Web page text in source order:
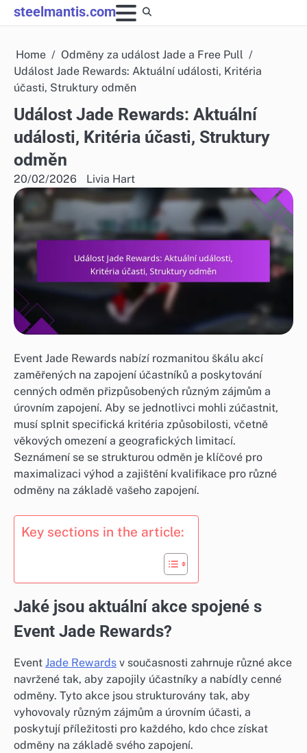
Skip
to
steelmantis.com
Home
Odměny za událost Jade a Free Pull
Událost Jade Rewards: Aktuální události, Kritéria
účasti, Struktury odměn
Událost Jade Rewards: Aktuální
události, Kritéria účasti, Struktury
odměn
20/02/2026 Livia Hart
Event Jade Rewards nabízí rozmanitou škálu akcí
zaměřených na zapojení účastníků a poskytování
cenných odměn přizpůsobených různým zájmům a
úrovním zapojení. Aby se jednotlivci mohli zúčastnit,
musí splnit specifická kritéria způsobilosti, včetně
věkových omezení a geografických limitací.
Seznámení se se strukturou odměn je klíčové pro
maximalizaci výhod a zajištění kvalifikace pro různé
odměny na základě vašeho zapojení.
Key sections in the article:
Jaké jsou aktuální akce spojené s
Event Jade Rewards?
Event Jade Rewards v současnosti zahrnuje různé akce
navržené tak, aby zapojily účastníky a nabídly cenné
odměny. Tyto akce jsou strukturovány tak, aby
vyhovovaly různým zájmům a úrovním účasti, a
poskytují příležitosti pro každého, kdo chce získat
odměny na základě svého zapojení.